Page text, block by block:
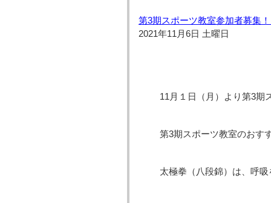
第3期スポーツ教室参加者募集
2021年11月6日 土曜日
11月１日（月）より第3期
第3期スポーツ教室のおす
太極拳（八段錦）は、呼